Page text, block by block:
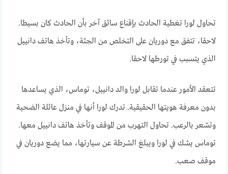
تحاول لورا تغطية الحادث بإقناع سائق آخر بأن الحادث كان بسيطا.
لاحقا، تتفق مع دوريان على التخلص من الجثة، وتأخذ هاتف دانييل
الذي يتسبب في تورطها لاحقا.
تتعقد الأمور عندما تقابل لورا والد دانييل، توماس، الذي يساعدها
بدون معرفة هويتها الحقيقية. تدرك لورا أنها في منزل عائلة الضحية
وتشعر بالرعب. تحاول التهرب من الموقف وتأخذ هاتف دانييل معها.
توماس يشك في لورا ويبلغ الشرطة عن سيارتها، مما يضع دوريان في
موقف صعب.